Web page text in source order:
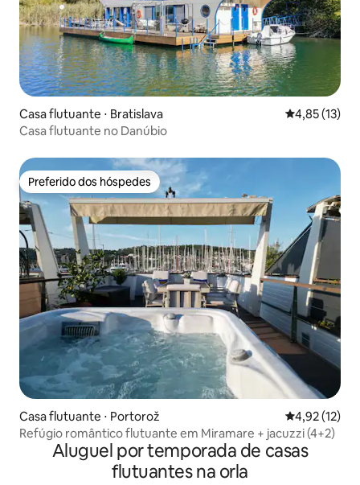
Casa flutuante ⋅ Bratislava 4,85 de uma
4,85 (13)
Casa flutuante no Danúbio
Preferido dos hóspedes
Preferido dos hóspedes
Casa flutuante ⋅ Portorož 4,92 de uma
4,92 (12)
Refúgio romântico flutuante em Miramare + jacuzzi (4+2)
Aluguel por temporada de casas
flutuantes na orla